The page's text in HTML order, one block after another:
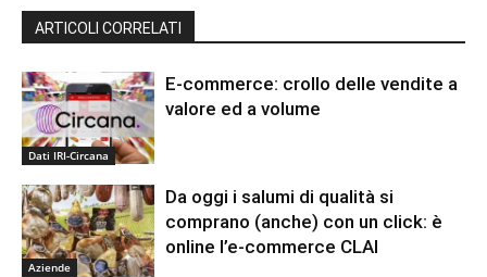
ARTICOLI CORRELATI
Dati IRI-Circana
E-commerce: crollo delle vendite a
valore ed a volume
Aziende
Da oggi i salumi di qualità si
comprano (anche) con un click: è
online l’e-commerce CLAI